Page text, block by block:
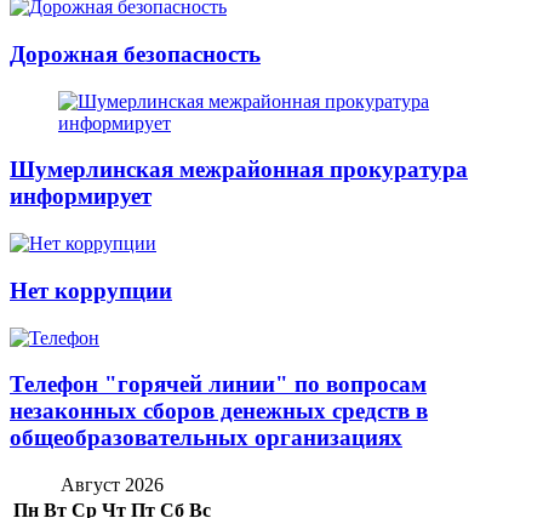
Дорожная безопасность
Шумерлинская межрайонная прокуратура
информирует
Нет коррупции
Телефон "горячей линии" по вопросам
незаконных сборов денежных средств в
общеобразовательных организациях
Август 2026
Пн Вт Ср Чт Пт Сб Вс